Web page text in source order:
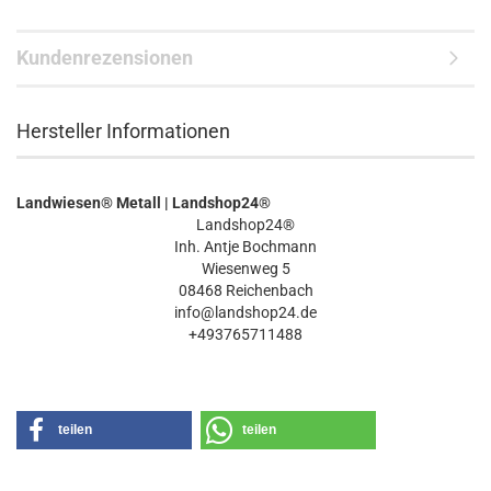
Kundenrezensionen
Hersteller Informationen
Landwiesen® Metall | Landshop24®
Landshop24®
Inh. Antje Bochmann
Wiesenweg 5
08468 Reichenbach
info@landshop24.de
+493765711488
teilen teilen